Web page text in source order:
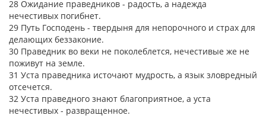
28 Ожидание праведников - радость, а надежда
нечестивых погибнет.
29 Путь Господень - твердыня для непорочного и страх для
делающих беззаконие.
30 Праведник во веки не поколеблется, нечестивые же не
поживут на земле.
31 Уста праведника источают мудрость, а язык зловредный
отсечется.
32 Уста праведного знают благоприятное, а уста
нечестивых - развращенное.